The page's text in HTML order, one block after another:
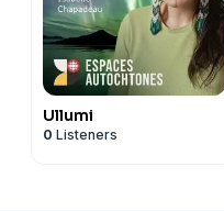
Ullumi
0 Listeners